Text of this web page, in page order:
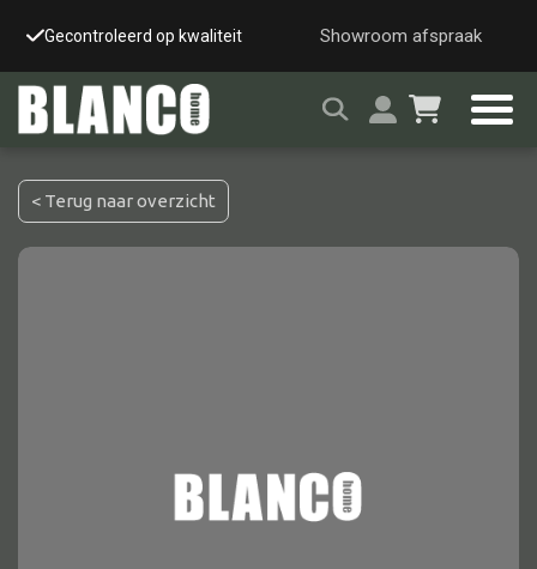
Gecontroleerd op kwaliteit Snelle & veilige
Showroom afspraak
< Terug naar overzicht